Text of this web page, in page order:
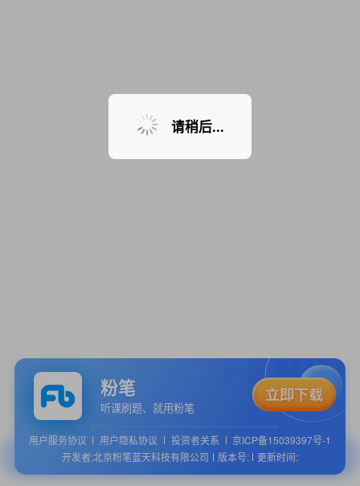
暂无课程，敬请期待
粉笔
听课刷题、就用粉笔
用户服务协议 用户隐私协议 投资者关系
京ICP备15039397号-1
开发者:北京粉笔蓝天科技有限公司
版本号: 更新时间:
请稍后...